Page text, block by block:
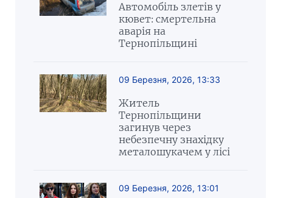
Автомобіль злетів у
кювет: смертельна
аварія на
Тернопільщині
09 Березня, 2026, 13:33
Житель
Тернопільщини
загинув через
небезпечну знахідку
металошукачем у лісі
09 Березня, 2026, 13:01